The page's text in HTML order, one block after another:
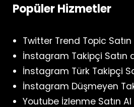
Popüler Hizmetler
Twitter Trend Topic Satın
İnstagram Takipçi Satın
İnstagram Türk Takipçi
İnstagram Düşmeyen
Youtube İzlenme Satın Al